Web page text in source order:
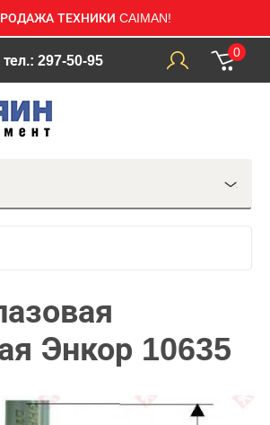
ТЕХНИКИ CAIMAN!
тел.: 297-50-95
0
Энкор 10635